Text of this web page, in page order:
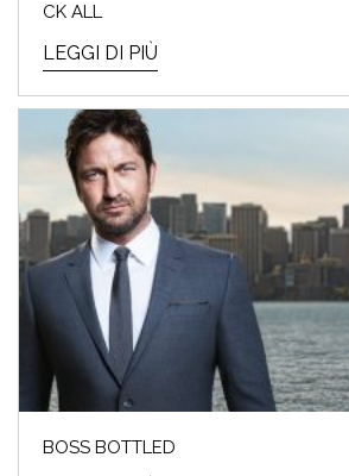
CK ALL
LEGGI DI PIÙ
BOSS BOTTLED